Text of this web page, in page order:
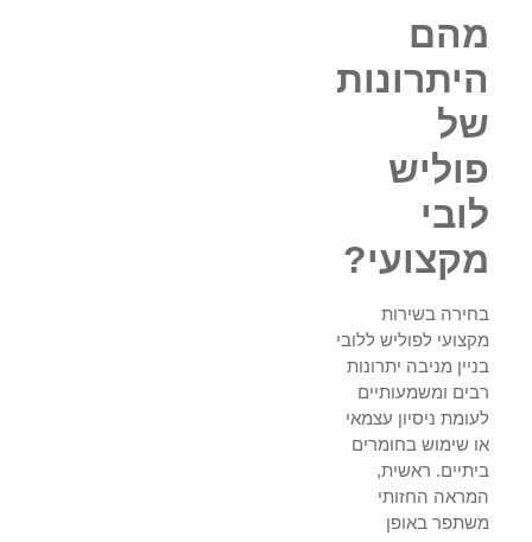
מהם
היתרונות
של
פוליש
לובי
מקצועי?
בחירה בשירות
מקצועי לפוליש ללובי
בניין מניבה יתרונות
רבים ומשמעותיים
לעומת ניסיון עצמאי
או שימוש בחומרים
ביתיים. ראשית,
המראה החזותי
משתפר באופן